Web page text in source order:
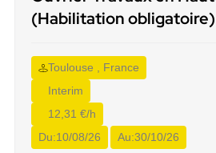
(Habilitation
Toulouse , France
Interim
12,31 €/h
Du:10/08/26 Au:30/10/26